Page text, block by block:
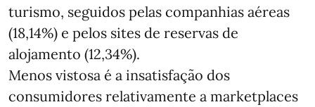
turismo, seguidos pelas companhias aéreas
(18,14%) e pelos sites de reservas de
alojamento (12,34%).
Menos vistosa é a insatisfação dos
consumidores relativamente a marketplaces